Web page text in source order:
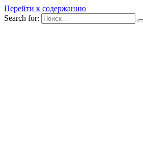
Перейти к содержанию
Search for: